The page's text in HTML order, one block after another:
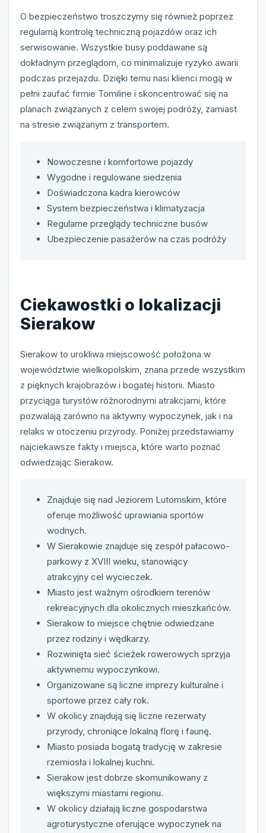
O bezpieczeństwo troszczymy się również poprzez
regularną kontrolę techniczną pojazdów oraz ich
serwisowanie. Wszystkie busy poddawane są
dokładnym przeglądom, co minimalizuje ryzyko awarii
podczas przejazdu. Dzięki temu nasi klienci mogą w
pełni zaufać firmie Tomiline i skoncentrować się na
planach związanych z celem swojej podróży, zamiast
na stresie związanym z transportem.
Nowoczesne i komfortowe pojazdy
Wygodne i regulowane siedzenia
Doświadczona kadra kierowców
System bezpieczeństwa i klimatyzacja
Regularne przeglądy techniczne busów
Ubezpieczenie pasażerów na czas podróży
Ciekawostki o lokalizacji
Sierakow
Sierakow to urokliwa miejscowość położona w
województwie wielkopolskim, znana przede wszystkim
z pięknych krajobrazów i bogatej historii. Miasto
przyciąga turystów różnorodnymi atrakcjami, które
pozwalają zarówno na aktywny wypoczynek, jak i na
relaks w otoczeniu przyrody. Poniżej przedstawiamy
najciekawsze fakty i miejsca, które warto poznać
odwiedzając Sierakow.
Znajduje się nad Jeziorem Lutomskim, które
oferuje możliwość uprawiania sportów
wodnych.
W Sierakowie znajduje się zespół pałacowo-
parkowy z XVIII wieku, stanowiący
atrakcyjny cel wycieczek.
Miasto jest ważnym ośrodkiem terenów
rekreacyjnych dla okolicznych mieszkańców.
Sierakow to miejsce chętnie odwiedzane
przez rodziny i wędkarzy.
Rozwinięta sieć ścieżek rowerowych sprzyja
aktywnemu wypoczynkowi.
Organizowane są liczne imprezy kulturalne i
sportowe przez cały rok.
W okolicy znajdują się liczne rezerwaty
przyrody, chroniące lokalną florę i faunę.
Miasto posiada bogatą tradycję w zakresie
rzemiosła i lokalnej kuchni.
Sierakow jest dobrze skomunikowany z
większymi miastami regionu.
W okolicy działają liczne gospodarstwa
agroturystyczne oferujące wypoczynek na